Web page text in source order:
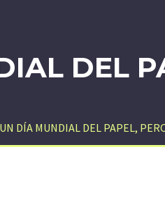
DEL
DÍA MUNDIAL DEL PAPEL,